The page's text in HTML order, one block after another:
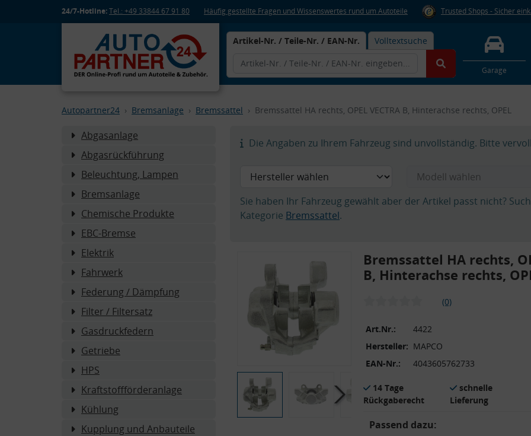
24/7-Hotline:Tel.: +49 33844 67 91 80 Häufig gestellte Fragen und Wissenswertes rund um Autoteile Trusted Shops - Sicher
Artikel-Nr. / Teile-Nr. / EAN-Nr. Volltextsuche
Garage
Autopartner24 Bremsanlage Bremssattel Bremssattel HA rechts, OPEL VECTRA B, Hinterachse rechts, OPEL
Abgasanlage
Abgasrückführung
Beleuchtung, Lampen
Bremsanlage
Chemische Produkte
EBC-Bremse
Elektrik
Fahrwerk
Federung / Dämpfung
Filter / Filtersatz
Gasdruckfedern
Getriebe
HPS
Kraftstoffförderanlage
Kühlung
Kupplung und Anbauteile
Die Angaben zu Ihrem Fahrzeug sind unvollständig. Bitte
Sie haben Ihr Fahrzeug gewählt aber der Artikel passt nicht?
Kategorie Bremssattel.
Bremssattel HA rechts,
B, Hinterachse rechts,
(0)
Art.Nr.:
4422
Hersteller: MAPCO
EAN-Nr.:
4043605762733
14 Tage
Rückgaberecht
schnelle
Lieferung
Passend dazu: